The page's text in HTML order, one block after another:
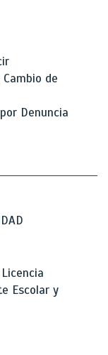
de
Denuncia
Escolar y